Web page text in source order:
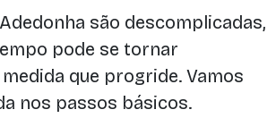
são descomplicadas,
pode se tornar
que progride. Vamos
nos passos básicos.